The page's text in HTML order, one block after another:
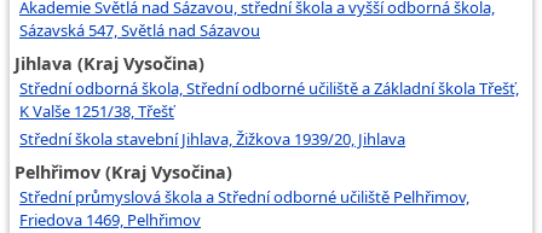
Akademie Světlá nad Sázavou, střední škola a vyšší odborná škola,
Sázavská 547, Světlá nad Sázavou
Jihlava (Kraj Vysočina)
Střední odborná škola, Střední odborné učiliště a Základní škola Třešť,
K Valše 1251/38, Třešť
Střední škola stavební Jihlava, Žižkova 1939/20, Jihlava
Pelhřimov (Kraj Vysočina)
Střední průmyslová škola a Střední odborné učiliště Pelhřimov,
Friedova 1469, Pelhřimov